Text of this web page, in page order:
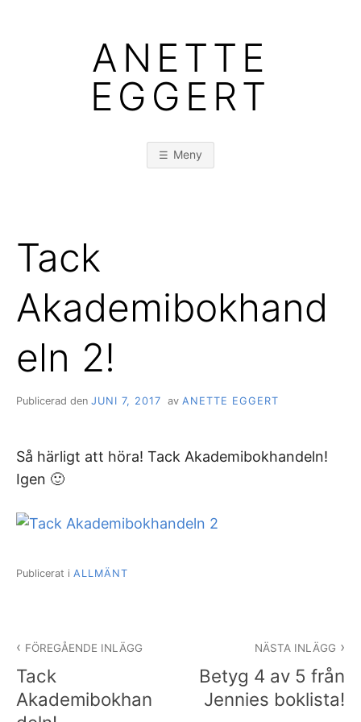
ANETTE
EGGERT
Meny
Tack
Akademibokhand
eln 2!
Publicerad den JUNI 7, 2017 av ANETTE EGGERT
Så härligt att höra! Tack Akademibokhandeln!
Igen 🙂
Publicerat i ALLMÄNT
FÖREGÅENDE INLÄGG
Tack
Akademibokhan
NÄSTA INLÄGG
Betyg 4 av 5 från
Jennies boklista!